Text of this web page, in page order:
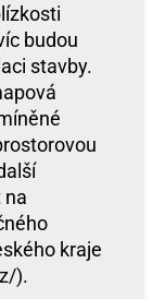
budou
stavby.
na
kraje
).